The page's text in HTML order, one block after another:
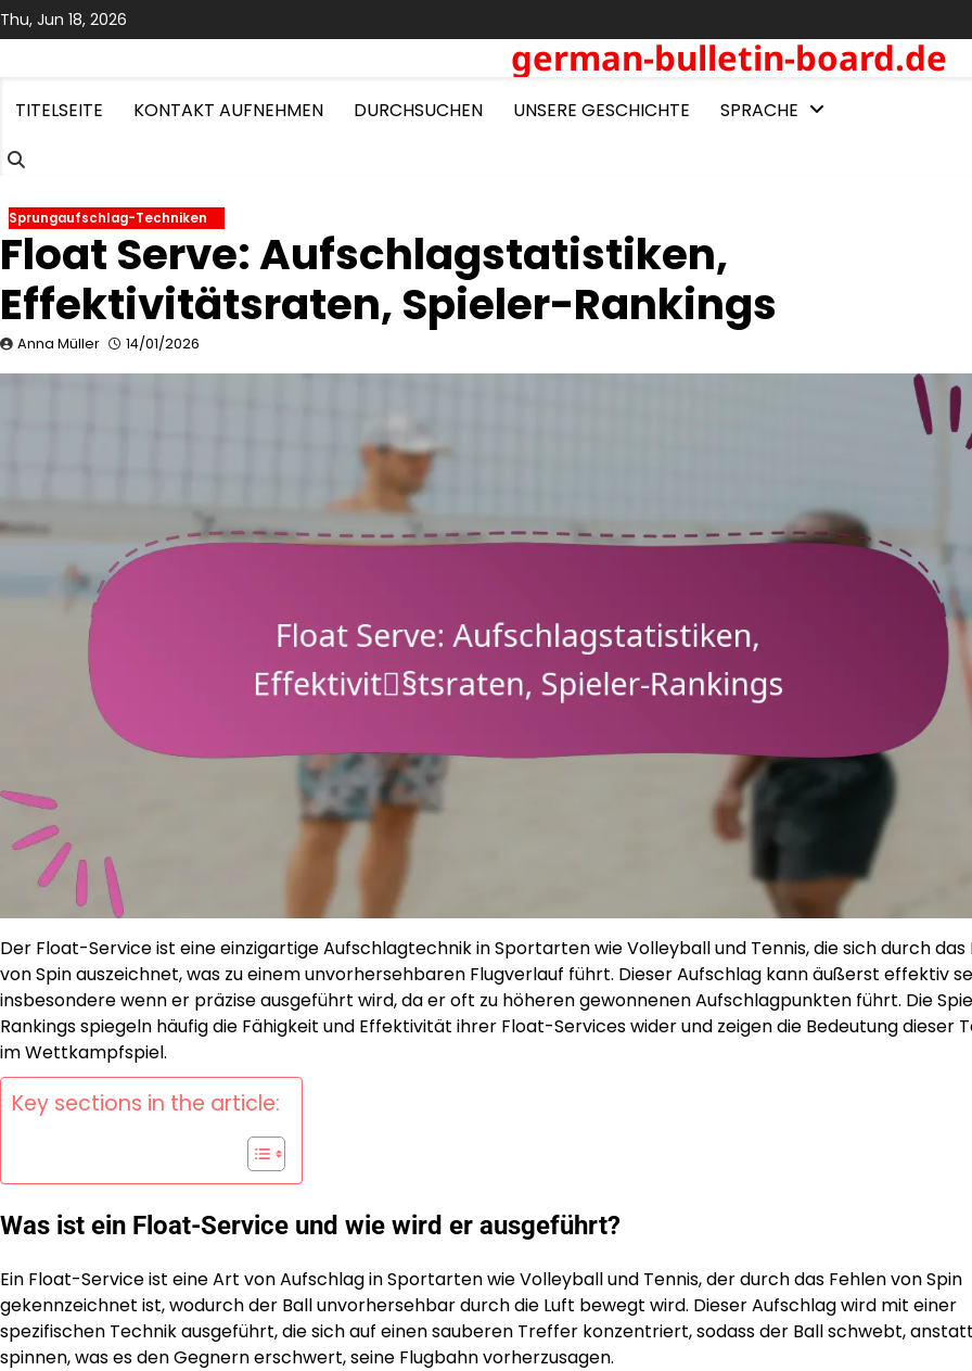
Skip
to
Thu, Jun 18, 2026
german-bulletin-board.de
TITELSEITE KONTAKT AUFNEHMEN DURCHSUCHEN UNSERE GESCHICHTE SPRACHE
Sprungaufschlag-Techniken
Float Serve: Aufschlagstatistiken,
Effektivitätsraten, Spieler-Rankings
Anna Müller 14/01/2026
Der Float-Service ist eine einzigartige Aufschlagtechnik in Sportarten wie Volleyball und Tennis, die sich durch das
von Spin auszeichnet, was zu einem unvorhersehbaren Flugverlauf führt. Dieser Aufschlag kann äußerst effektiv
insbesondere wenn er präzise ausgeführt wird, da er oft zu höheren gewonnenen Aufschlagpunkten führt. Die
Rankings spiegeln häufig die Fähigkeit und Effektivität ihrer Float-Services wider und zeigen die Bedeutung dieser
im Wettkampfspiel.
Key sections in the article:
Was ist ein Float-Service und wie wird er ausgeführt?
Ein Float-Service ist eine Art von Aufschlag in Sportarten wie Volleyball und Tennis, der durch das Fehlen von Spin
gekennzeichnet ist, wodurch der Ball unvorhersehbar durch die Luft bewegt wird. Dieser Aufschlag wird mit einer
spezifischen Technik ausgeführt, die sich auf einen sauberen Treffer konzentriert, sodass der Ball schwebt,
spinnen, was es den Gegnern erschwert, seine Flugbahn vorherzusagen.